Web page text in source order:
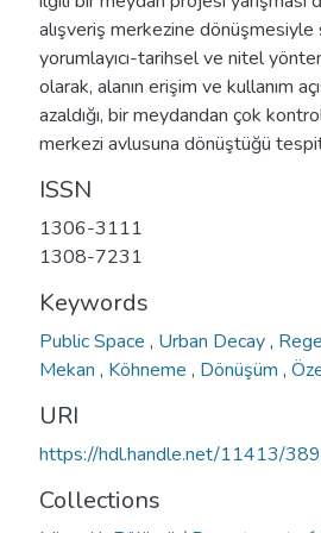
alışveriş merkezine dönüşmesiyle
yorumlayıcı-tarihsel ve nitel
olarak, alanın erişim ve kullanım
azaldığı, bir meydandan çok
merkezi avlusuna dönüştüğü
ISSN
1306-3111
1308-7231
Keywords
Public Space , Urban Decay,
Mekan , Köhneme , Dönüşüm ,
URI
https://hdl.handle.net/11413/
Collections